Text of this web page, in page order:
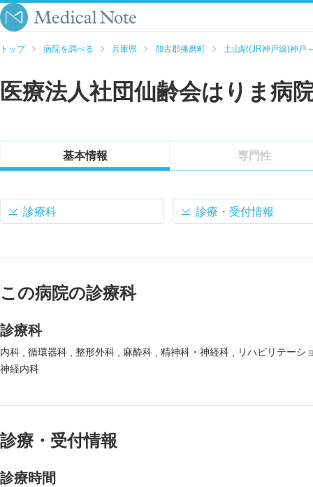
トップ 病院を調べる 兵庫県 加古郡播磨町 土山駅(JR神戸線(神戸
医療法人社団仙齢会はりま病
基本情報 専門性
診療科 診療・受付情報
この病院の診療科
診療科
内科 循環器科 整形外科 麻酔科 精神科・神経科
リハビリテーシ
神経内科
診療・受付情報
診療時間